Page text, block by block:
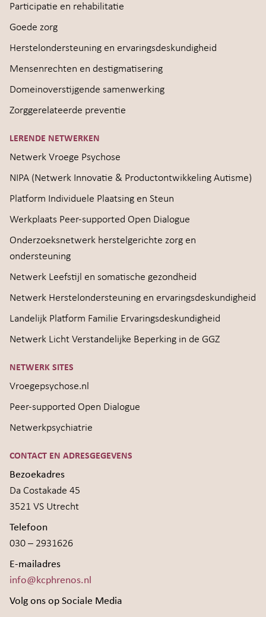
Participatie en rehabilitatie
Goede zorg
Herstelondersteuning en ervaringsdeskundigheid
Mensenrechten en destigmatisering
Domeinoverstijgende samenwerking
Zorggerelateerde preventie
LERENDE NETWERKEN
Netwerk Vroege Psychose
NIPA (Netwerk Innovatie & Productontwikkeling Autisme)
Platform Individuele Plaatsing en Steun
Werkplaats Peer-supported Open Dialogue
Onderzoeksnetwerk herstelgerichte zorg en
ondersteuning
Netwerk Leefstijl en somatische gezondheid
Netwerk Herstelondersteuning en ervaringsdeskundigheid
Landelijk Platform Familie Ervaringsdeskundigheid
Netwerk Licht Verstandelijke Beperking in de GGZ
NETWERK SITES
Vroegepsychose.nl
Peer-supported Open Dialogue
Netwerkpsychiatrie
CONTACT EN ADRESGEGEVENS
Bezoekadres
Da Costakade 45
3521 VS Utrecht
Telefoon
030 – 2931626
E-mailadres
info@kcphrenos.nl
Volg ons op Sociale Media